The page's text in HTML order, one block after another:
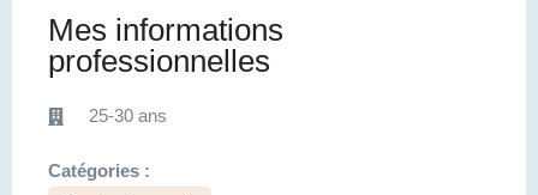
Mes informations
professionnelles
25-30 ans
Catégories :